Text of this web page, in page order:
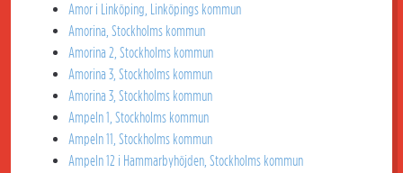
Amor i Linköping, Linköpings kommun
Amorina, Stockholms kommun
Amorina 2, Stockholms kommun
Amorina 3, Stockholms kommun
Amorina 3, Stockholms kommun
Ampeln 1, Stockholms kommun
Ampeln 11, Stockholms kommun
Ampeln 12 i Hammarbyhöjden, Stockholms kommun